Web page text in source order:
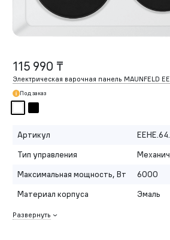
115 990 ₸
Электрическая варочная панель MAUNFELD
Под заказ
Артикул
Тип управления
Максимальная мощность, Вт
6000
Материал корпуса
Эмаль
Развернуть